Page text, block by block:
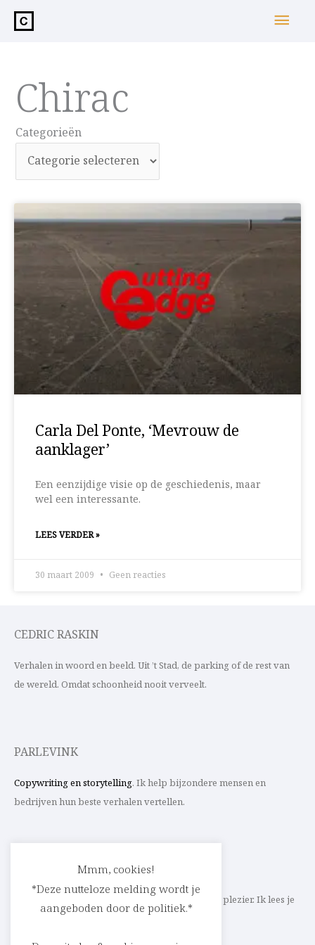
inhoud
Chirac
Categorieën
Categorieën
Carla Del Ponte, ‘Mevrouw de
aanklager’
Een eenzijdige visie op de geschiedenis, maar
wel een interessante.
LEES VERDER »
30 maart 2009 Geen reacties
CEDRIC RASKIN
Verhalen in woord en beeld. Uit ’t Stad, de parking of de rest van
de wereld. Omdat schoonheid nooit verveelt.
PARLEVINK
Copywriting en storytelling. Ik help bijzondere mensen en
bedrijven hun beste verhalen vertellen.
Schrijf ik straks mee aan jouw verhaal? Met veel plezier. Ik lees je
heel graag op
cedric@parlevink.be
Mmm, cookies!
*Deze nutteloze melding wordt je
aangeboden door de politiek.*